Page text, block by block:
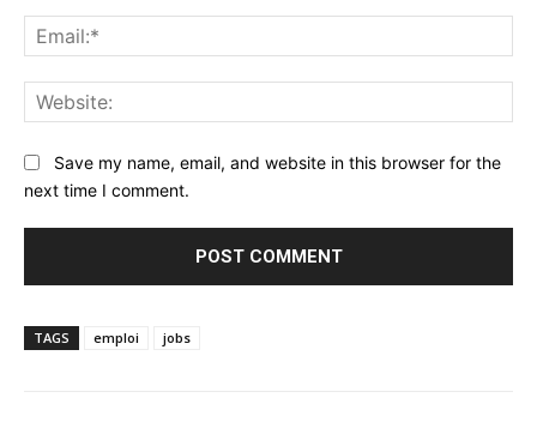
Save my name, email, and website in this browser for the
next time I comment.
TAGS emploi jobs